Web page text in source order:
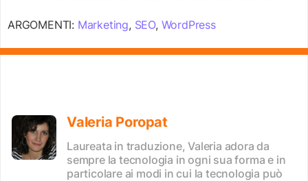
ARGOMENTI: Marketing, SEO, WordPress
Valeria Poropat
Laureata in traduzione, Valeria adora da
sempre la tecnologia in ogni sua forma e in
particolare ai modi in cui la tecnologia può